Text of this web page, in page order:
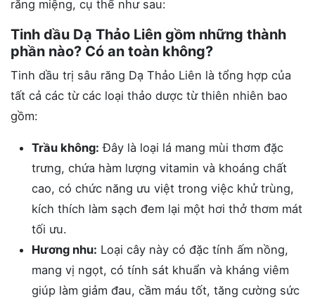
răng miệng, cụ thể như sau:
Tinh dầu Dạ Thảo Liên gồm những thành
phần nào? Có an toàn không?
Tinh dầu trị sâu răng Dạ Thảo Liên là tổng hợp của
tất cả các từ các loại thảo dược từ thiên nhiên bao
gồm:
Trầu không: Đây là loại lá mang mùi thơm đặc
trưng, chứa hàm lượng vitamin và khoáng chất
cao, có chức năng ưu việt trong việc khử trùng,
kích thích làm sạch đem lại một hơi thở thơm mát
tối ưu.
Hương nhu: Loại cây này có đặc tính ấm nồng,
mang vị ngọt, có tính sát khuẩn và kháng viêm
giúp làm giảm đau, cầm máu tốt, tăng cường sức